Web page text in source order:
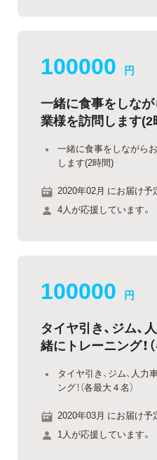
100000 円
一緒に食事をしな
業様を訪問します(2
一緒に食事をしながら
します(2時間)
2020年02月 にお届け予
4人が応援しています。
100000 円
タイヤ引き、ジム、
緒にトレーニング！
タイヤ引き、ジム、人力
ング！（各最大４名）
2020年03月 にお届け予
1人が応援しています。